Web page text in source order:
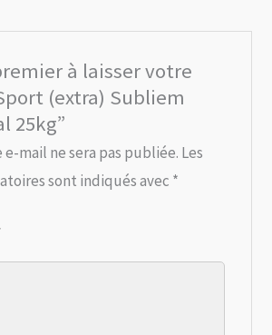
à laisser votre
(extra) Subliem
25kg”
e-mail ne sera pas publiée. Les
sont indiqués avec *